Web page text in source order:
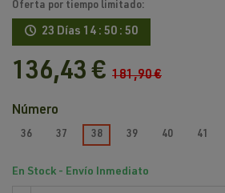
Oferta por tiempo limitado:
23 Días 14 : 50 : 50
136,43 € 181,90 €
Número
36 37 38 39 40 41
En Stock - Envío Inmediato